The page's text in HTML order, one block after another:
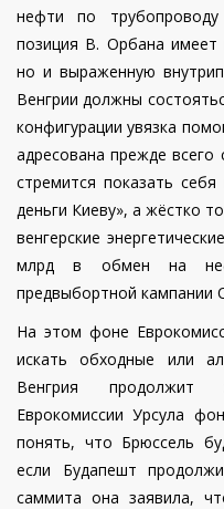
нефти по трубопроводу
позиция В. Орбана имеет
но и выраженную
Венгрии должны
конфигурации увязка
адресована прежде всего
стремится показать
деньги Киеву», а жёстко
венгерские
млрд в обмен на
предвыбортной кампании
На этом фоне
искать обходные или
Венгрия продолжит
Еврокомиссии Урсула
понять, что Брюссель
если Будапешт
саммита она заявила,